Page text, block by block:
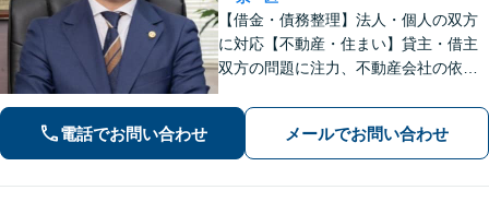
【借金・債務整理】法人・個人の双方
に対応【不動産・住まい】貸主・借主
双方の問題に注力、不動産会社の依頼
通。その他労働事件もカバー【行政事
件】学校トラブル・いじめ問題に注力
【企業法務】予防法務・紛争対応お任
せください。
電話でお問い合わせ メールでお問い合わせ